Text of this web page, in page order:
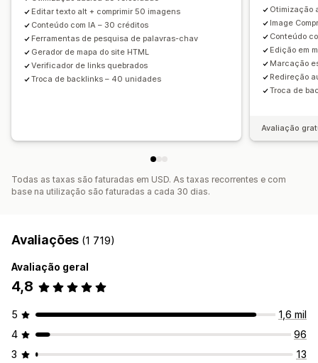
Análise de dados
Análise da concorrência
Análise de palavras-chave Análise de conteúdo
Rastreio
Rastreio da classificação
Rastreio de conversões
Tráfego de website
Opções de apresentação
Barra de pesquisa Publicações relacionadas Filtros
Editar texto alt + comprimir 50 imagens
Conteúdo com IA – 30 créditos
Ferramentas de pesquisa de palavras-chav
Gerador de mapa do site HTML
Verificador de links quebrados
Troca de backlinks – 40 unidades
Otimização
Image
Conteúdo
Edição em
Marcação
Redireção
Troca de
Avaliação
Todas as taxas são faturadas em USD. As taxas recorrentes e com
base na utilização são faturadas a cada 30 dias.
Avaliações (1 719)
Avaliação geral
4,8
5
1,6 mil
4
96
3
13